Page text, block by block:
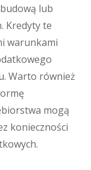
lub
Kredyty te
warunkami
Warto również
mogą
konieczności